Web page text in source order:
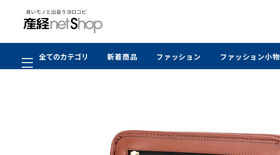
全てのカテゴリ 新着商品 ファッション ファッション小物